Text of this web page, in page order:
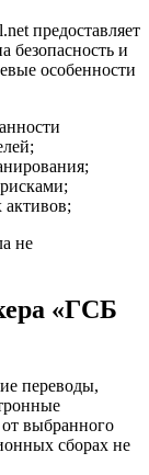
предоставляет
безопасность и
особенности
не
«ГСБ
переводы,
от выбранного
сборах не